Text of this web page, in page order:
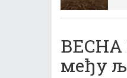
ВЕСНА
међу